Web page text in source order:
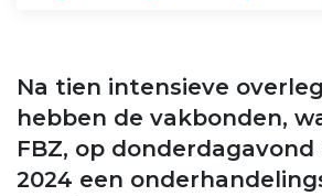
Na tien intensieve
hebben de vakbonden,
FBZ, op donderdagavond
2024 een